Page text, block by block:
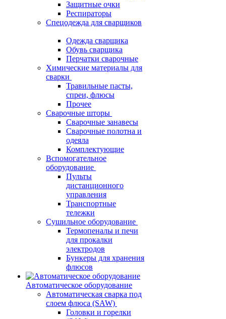
Защитные очки
Респираторы
Спецодежда для сварщиков
Одежда сварщика
Обувь сварщика
Перчатки сварочные
Химические материалы для
сварки
Травильные пасты,
спреи, флюсы
Прочее
Сварочные шторы
Сварочные занавесы
Сварочные полотна и
одеяла
Комплектующие
Вспомогательное
оборудование
Пульты
дистанционного
управления
Транспортные
тележки
Сушильное оборудование
Термопеналы и печи
для прокалки
электродов
Бункеры для хранения
флюсов
Автоматическое оборудование
Автоматическая сварка под
слоем флюса (SAW)
Головки и горелки